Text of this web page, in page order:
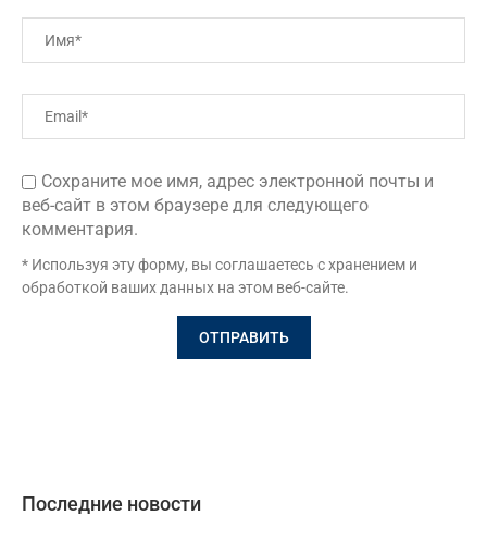
Сохраните мое имя, адрес электронной почты и
веб-сайт в этом браузере для следующего
комментария.
* Используя эту форму, вы соглашаетесь с хранением и
обработкой ваших данных на этом веб-сайте.
Последние новости